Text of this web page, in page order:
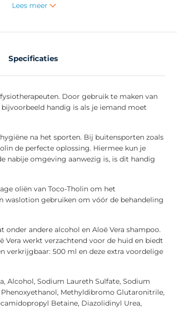
Lees meer
Specificaties
Door gebruik te maken van
handig is als je iemand moet
na het sporten. Bij buitensporten zoals
de perfecte oplossing. Hiermee kun je
nabije omgeving aanwezig is, is dit handig
oliën van Toco-Tholin om het
waslotion gebruiken om vóór de behandeling
andere alcohol en Aloë Vera shampoo.
Vera werkt verzachtend voor de huid en biedt
verkrijgbaar: 500 ml en deze extra voordelige
Alcohol, Sodium Laureth Sulfate, Sodium
Methyldibromo Glutaronitrile,
Betaine, Diazolidinyl Urea,